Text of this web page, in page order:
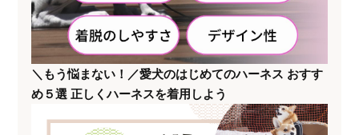
＼もう悩まない！／愛犬のはじめてのハーネス おすす
め５選 正しくハーネスを着用しよう